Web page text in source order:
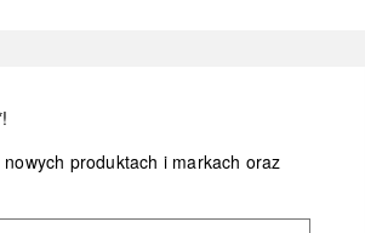
produktach i markach oraz